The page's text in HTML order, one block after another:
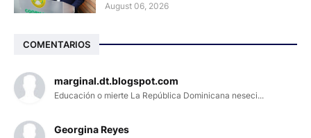
August 06, 2026
COMENTARIOS
marginal.dt.blogspot.com
Educación o mierte La República Dominicana neseci...
Georgina Reyes